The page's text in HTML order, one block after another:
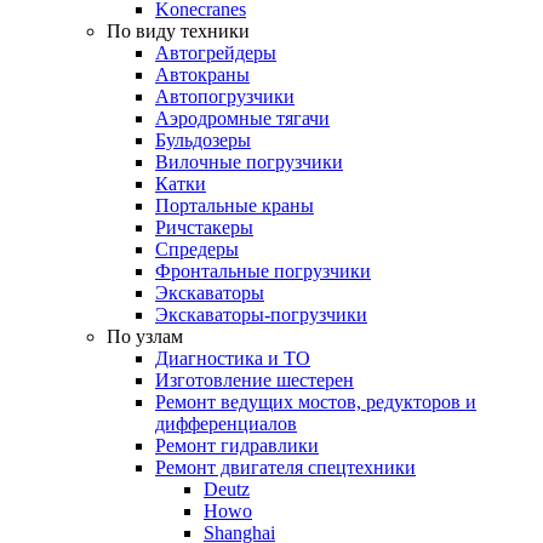
Konecranes
По виду техники
Автогрейдеры
Автокраны
Автопогрузчики
Аэродромные тягачи
Бульдозеры
Вилочные погрузчики
Катки
Портальные краны
Ричстакеры
Спредеры
Фронтальные погрузчики
Экскаваторы
Экскаваторы-погрузчики
По узлам
Диагностика и ТО
Изготовление шестерен
Ремонт ведущих мостов, редукторов и
дифференциалов
Ремонт гидравлики
Ремонт двигателя спецтехники
Deutz
Howo
Shanghai